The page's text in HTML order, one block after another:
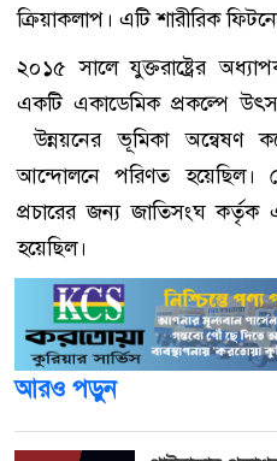
ক্রিয়াকলাপ। এটি শারীরিক
২০১৫ সালে যুক্তরাষ্ট্রের
একটি একাডেমিক প্রকল্পে
উন্নয়নের ভূমিকা অন্বেষণ
আন্দোলনে পরিণত হয়েছিল।
প্রচারের জন্য জাতিসংঘ কর্তৃক
হয়েছিল।
আরও পড়ুন